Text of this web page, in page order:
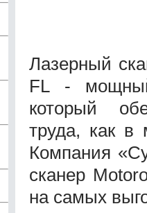
Лазерный
FL -
который
труда, как в
Компания
сканер
на самых